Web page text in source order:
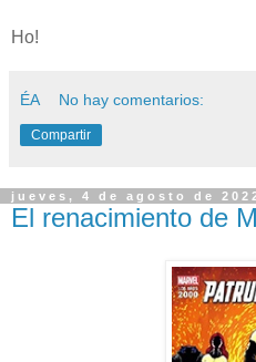
Ho!
ÉA No hay comentarios:
Compartir
jueves, 4 de agosto de
El renacimiento de